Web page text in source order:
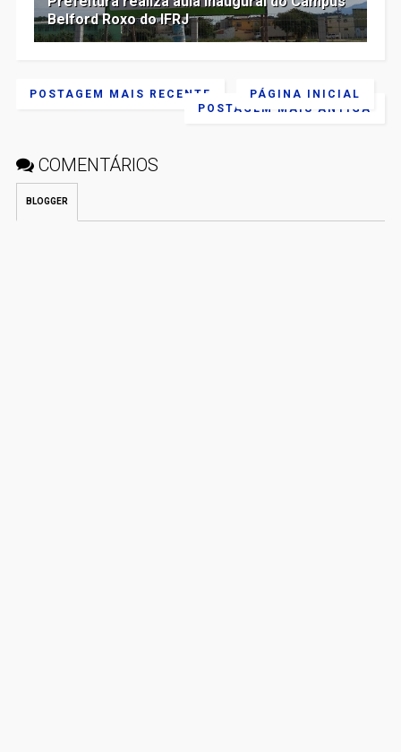
Belford Roxo do IFRJ
POSTAGEM MAIS RECENTE
POSTAGEM MAIS ANTIGA
PÁGINA INICIAL
COMENTÁRIOS
BLOGGER